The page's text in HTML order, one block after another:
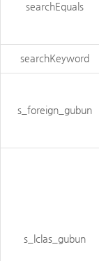
searchEquals
searchKeyword
s_foreign_gubun
s_lclas_gubun